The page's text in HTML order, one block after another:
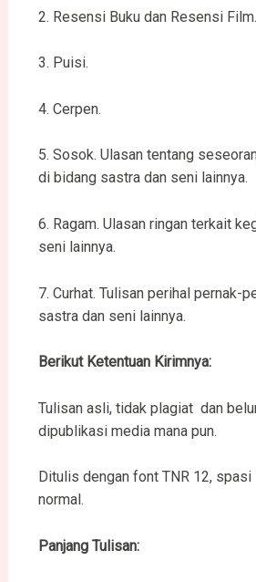
2. Resensi Buku dan Resensi Film.
3. Puisi.
4. Cerpen.
5. Sosok. Ulasan tentang
di bidang sastra dan seni lainnya.
6. Ragam. Ulasan ringan terkait
seni lainnya.
7. Curhat. Tulisan perihal pernak-
sastra dan seni lainnya.
Berikut Ketentuan Kirimnya:
Tulisan asli, tidak plagiat dan
dipublikasi media mana pun.
Ditulis dengan font TNR 12, spasi
normal.
Panjang Tulisan: